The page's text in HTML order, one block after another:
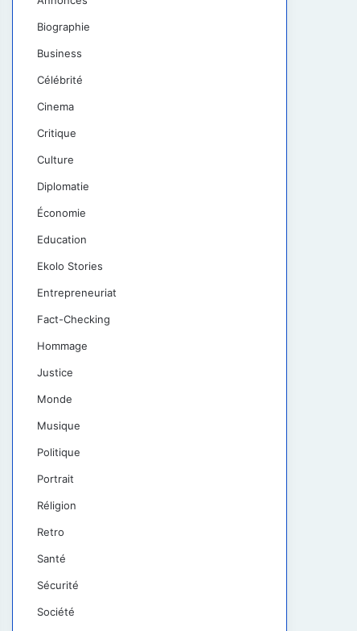
Biographie
Business
Célébrité
Cinema
Critique
Culture
Diplomatie
Économie
Education
Ekolo Stories
Entrepreneuriat
Fact-Checking
Hommage
Justice
Monde
Musique
Politique
Portrait
Réligion
Retro
Santé
Sécurité
Société